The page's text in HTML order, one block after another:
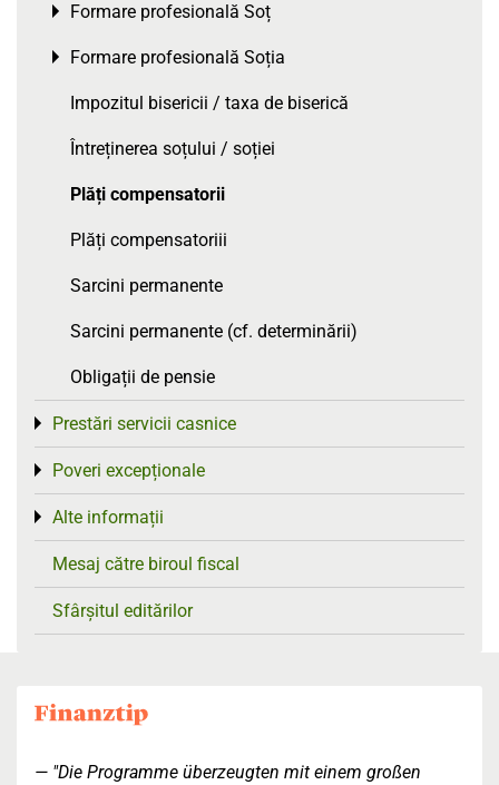
Formare profesională Soț
Toggle menu
Formare profesională Soția
Toggle menu
Impozitul bisericii / taxa de biserică
Întreținerea soțului / soției
Plăți compensatorii
Plăți compensatoriii
Sarcini permanente
Sarcini permanente (cf. determinării)
Obligații de pensie
Prestări servicii casnice
Toggle menu
Poveri excepționale
Toggle menu
Alte informații
Toggle menu
Mesaj către biroul fiscal
Sfârșitul editărilor
"Die Programme überzeugten mit einem großen